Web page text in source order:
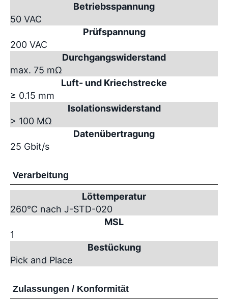
Betriebsspannung
50 VAC
Prüfspannung
200 VAC
Durchgangswiderstand
max. 75 mΩ
Luft- und Kriechstrecke
≥ 0.15 mm
Isolationswiderstand
> 100 MΩ
Datenübertragung
25 Gbit/s
Verarbeitung
Löttemperatur
260°C nach J-STD-020
MSL
1
Bestückung
Pick and Place
Zulassungen / Konformität